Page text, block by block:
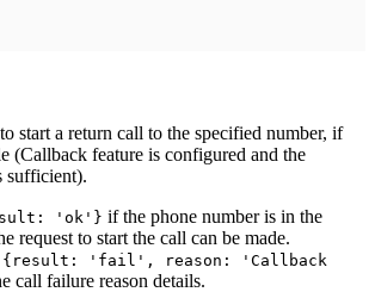
start a return call to the specified number, if
(Callback feature is configured and the
sufficient).
'ok'} if the phone number is in the
request to start the call can be made.
{result: 'fail', reason: 'Callback
call failure reason details.